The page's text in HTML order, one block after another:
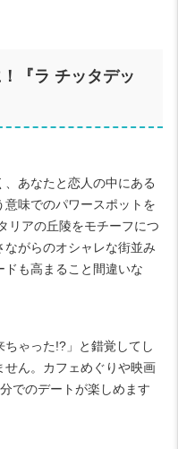
『ラ チッタデッ
あなたと恋人の中にある
味でのパワースポットを
リアの丘陵をモチーフにつ
ながらのオシャレな街並み
も高まること間違いな
ゃった!?」と錯覚してし
ん。カフェめぐりや映画
でのデートが楽しめます